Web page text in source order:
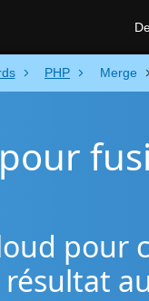
PHP Merge